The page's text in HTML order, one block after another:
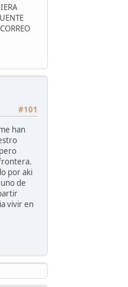
#101
han
por aki
de
vivir en